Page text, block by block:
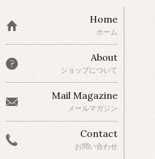
Home
ホーム
About
ショップについて
Mail Magazine
メールマガジン
Contact
お問い合わせ